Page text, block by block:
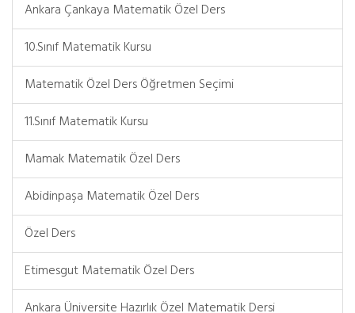
Ankara Çankaya Matematik Özel Ders
10.Sınıf Matematik Kursu
Matematik Özel Ders Öğretmen Seçimi
11.Sınıf Matematik Kursu
Mamak Matematik Özel Ders
Abidinpaşa Matematik Özel Ders
Özel Ders
Etimesgut Matematik Özel Ders
Ankara Üniversite Hazırlık Özel Matematik Dersi